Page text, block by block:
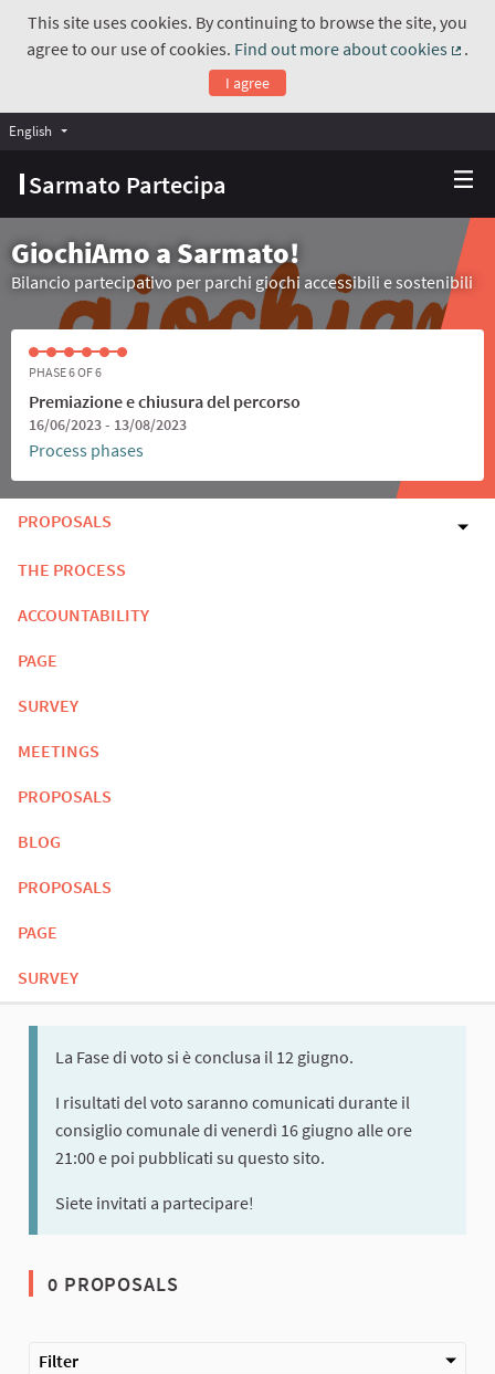
This site uses cookies. By continuing to browse the site, you
agree to our use of cookies. Find out more about cookies
.
I agree
Sarmato Partecipa
English Choose language
GiochiAmo a Sarmato!
Bilancio partecipativo per parchi giochi accessibili e sostenibili
PHASE 6 OF 6
Premiazione e chiusura del percorso
16/06/2023 - 13/08/2023
Process phases
PROPOSALS
THE PROCESS
ACCOUNTABILITY
PAGE
SURVEY
MEETINGS
PROPOSALS
BLOG
PROPOSALS
PAGE
SURVEY
La Fase di voto si è conclusa il 12 giugno.
I risultati del voto saranno comunicati durante il
consiglio comunale di venerdì 16 giugno alle ore
21:00 e poi pubblicati su questo sito.
Siete invitati a partecipare!
0 PROPOSALS
Filter